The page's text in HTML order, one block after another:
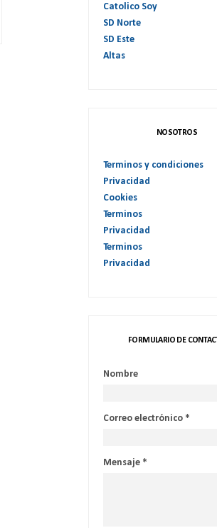
Catolico Soy
SD Norte
SD Este
Altas
NOSOTROS
Terminos y condiciones
Privacidad
Cookies
Terminos
Privacidad
Terminos
Privacidad
FORMULARIO DE
Nombre
Correo electrónico *
Mensaje *